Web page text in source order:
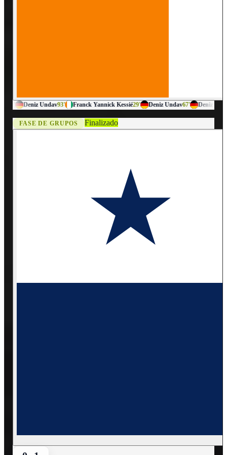
Deniz Undav93' Franck Yannick Kessié29' Deniz Undav67' Deniz Undav
FASE DE GRUPOS Finalizado